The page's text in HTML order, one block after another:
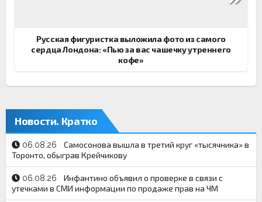
Русская фигуристка выложила фото из самого
сердца Лондона: «Пью за вас чашечку утреннего
кофе»
Новости. Кратко
06.08.26
Самосонова вышла в третий круг «тысячника» в
Торонто, обыграв Крейчикову
06.08.26
Инфантино объявил о проверке в связи с
утечками в СМИ информации по продаже прав на ЧМ